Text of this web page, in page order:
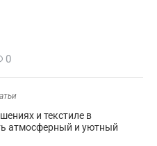
0
и текстиле в
атмосферный и уютный